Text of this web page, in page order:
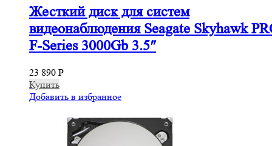
Жесткий диск для систем
видеонаблюдения Seagate Skyhawk
F-Series 3000Gb 3.5″
23 890 Р
Купить
Добавить в избранное